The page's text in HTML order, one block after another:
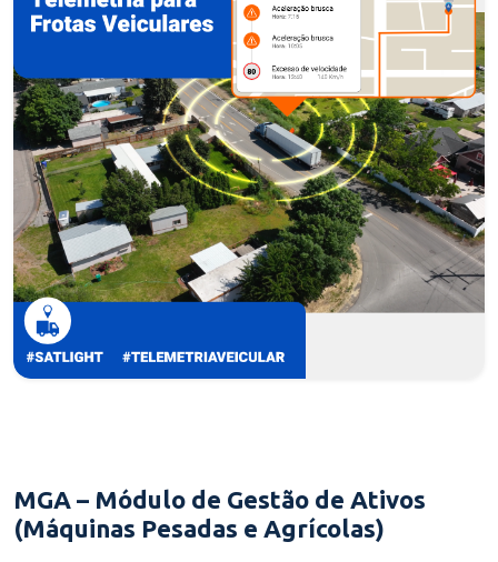
MGA – Módulo de Gestão de Ativos
(Máquinas Pesadas e Agrícolas)